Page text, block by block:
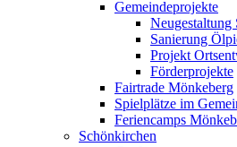
Gemeindeprojekte
Neugestaltung
Sanierung
Projekt
Förderprojekte
Fairtrade Mönkeberg
Spielplätze im
Feriencamps
Schönkirchen